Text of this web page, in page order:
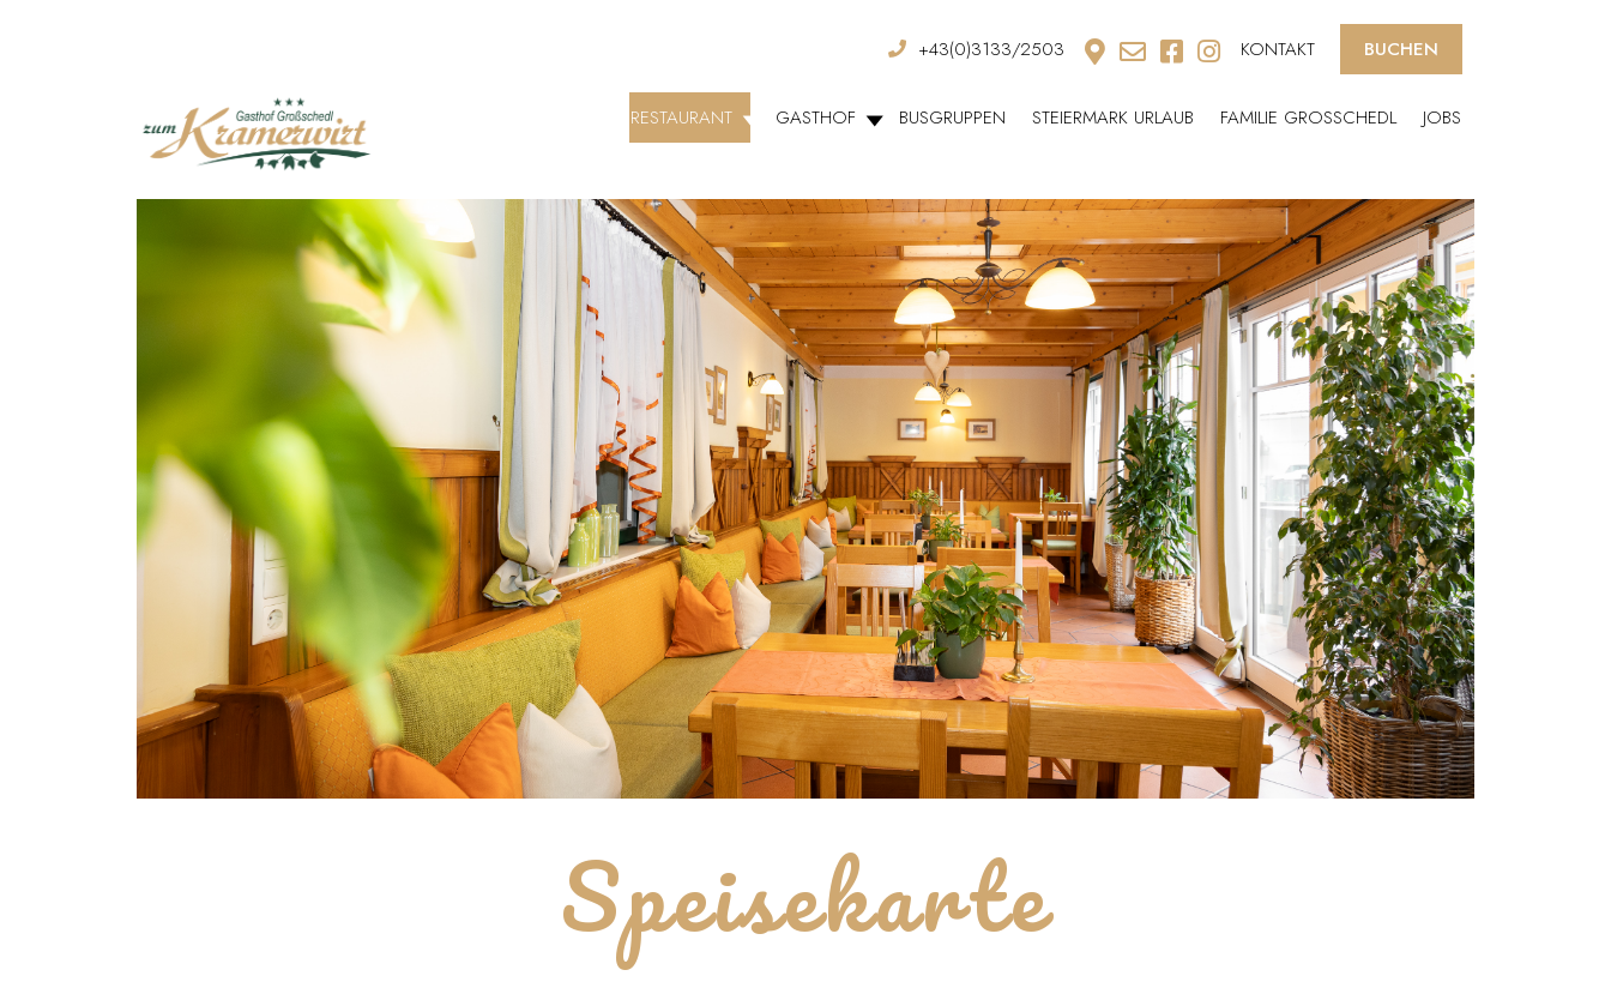
+43(0)3133/2503 KONTAKT BUCHEN
RESTAURANT GASTHOF BUSGRUPPEN STEIERMARK URLAUB FAMILIE GROSSCHEDL JOBS
Speisekarte